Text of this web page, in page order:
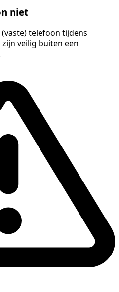
niet
telefoon tijdens
veilig buiten een